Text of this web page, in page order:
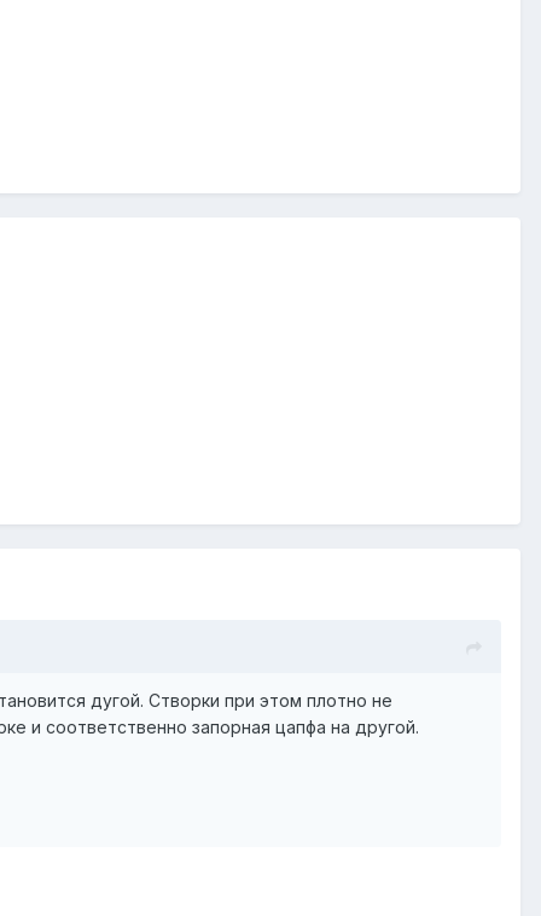
дугой. Створки при этом плотно не
и соответственно запорная цапфа на другой.